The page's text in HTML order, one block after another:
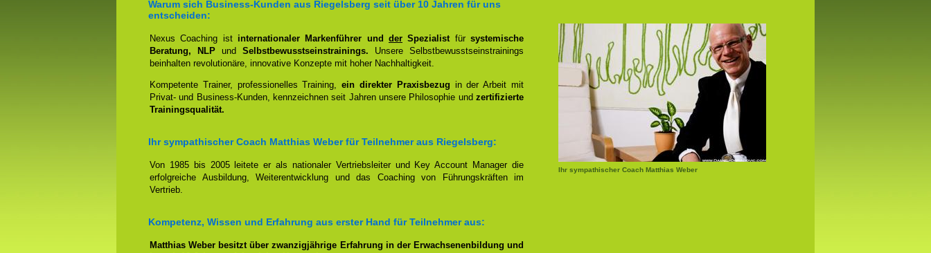
Warum sich Business-Kunden aus Riegelsberg seit über 10 Jahren für uns
entscheiden:
Ihr sympathischer Coach Matthias Weber
Nexus Coaching ist internationaler Markenführer und der Spezialistfürsystemische
Beratung, NLP und Selbstbewusstseinstrainings. Unsere Selbstbewusstseinstrainings
beinhalten revolutionäre, innovative Konzepte mit hoher Nachhaltigkeit.
Kompetente Trainer, professionelles Training,ein direkter Praxisbezug in der Arbeit mit
Privat- und Business-Kunden, kennzeichnen seit Jahren unsere Philosophie und zertifizierte
Trainingsqualität.
Ihr sympathischer Coach Matthias Weber für Teilnehmer aus Riegelsberg:
Von 1985 bis 2005 leitete er als nationaler Vertriebsleiter und Key Account Manager die
erfolgreiche Ausbildung, Weiterentwicklung und das Coaching von Führungskräften im
Vertrieb.
Kompetenz, Wissen und Erfahrung aus erster Hand für Teilnehmer aus:
Matthias Weber besitzt über zwanzigjährige Erfahrung in der Erwachsenenbildung und